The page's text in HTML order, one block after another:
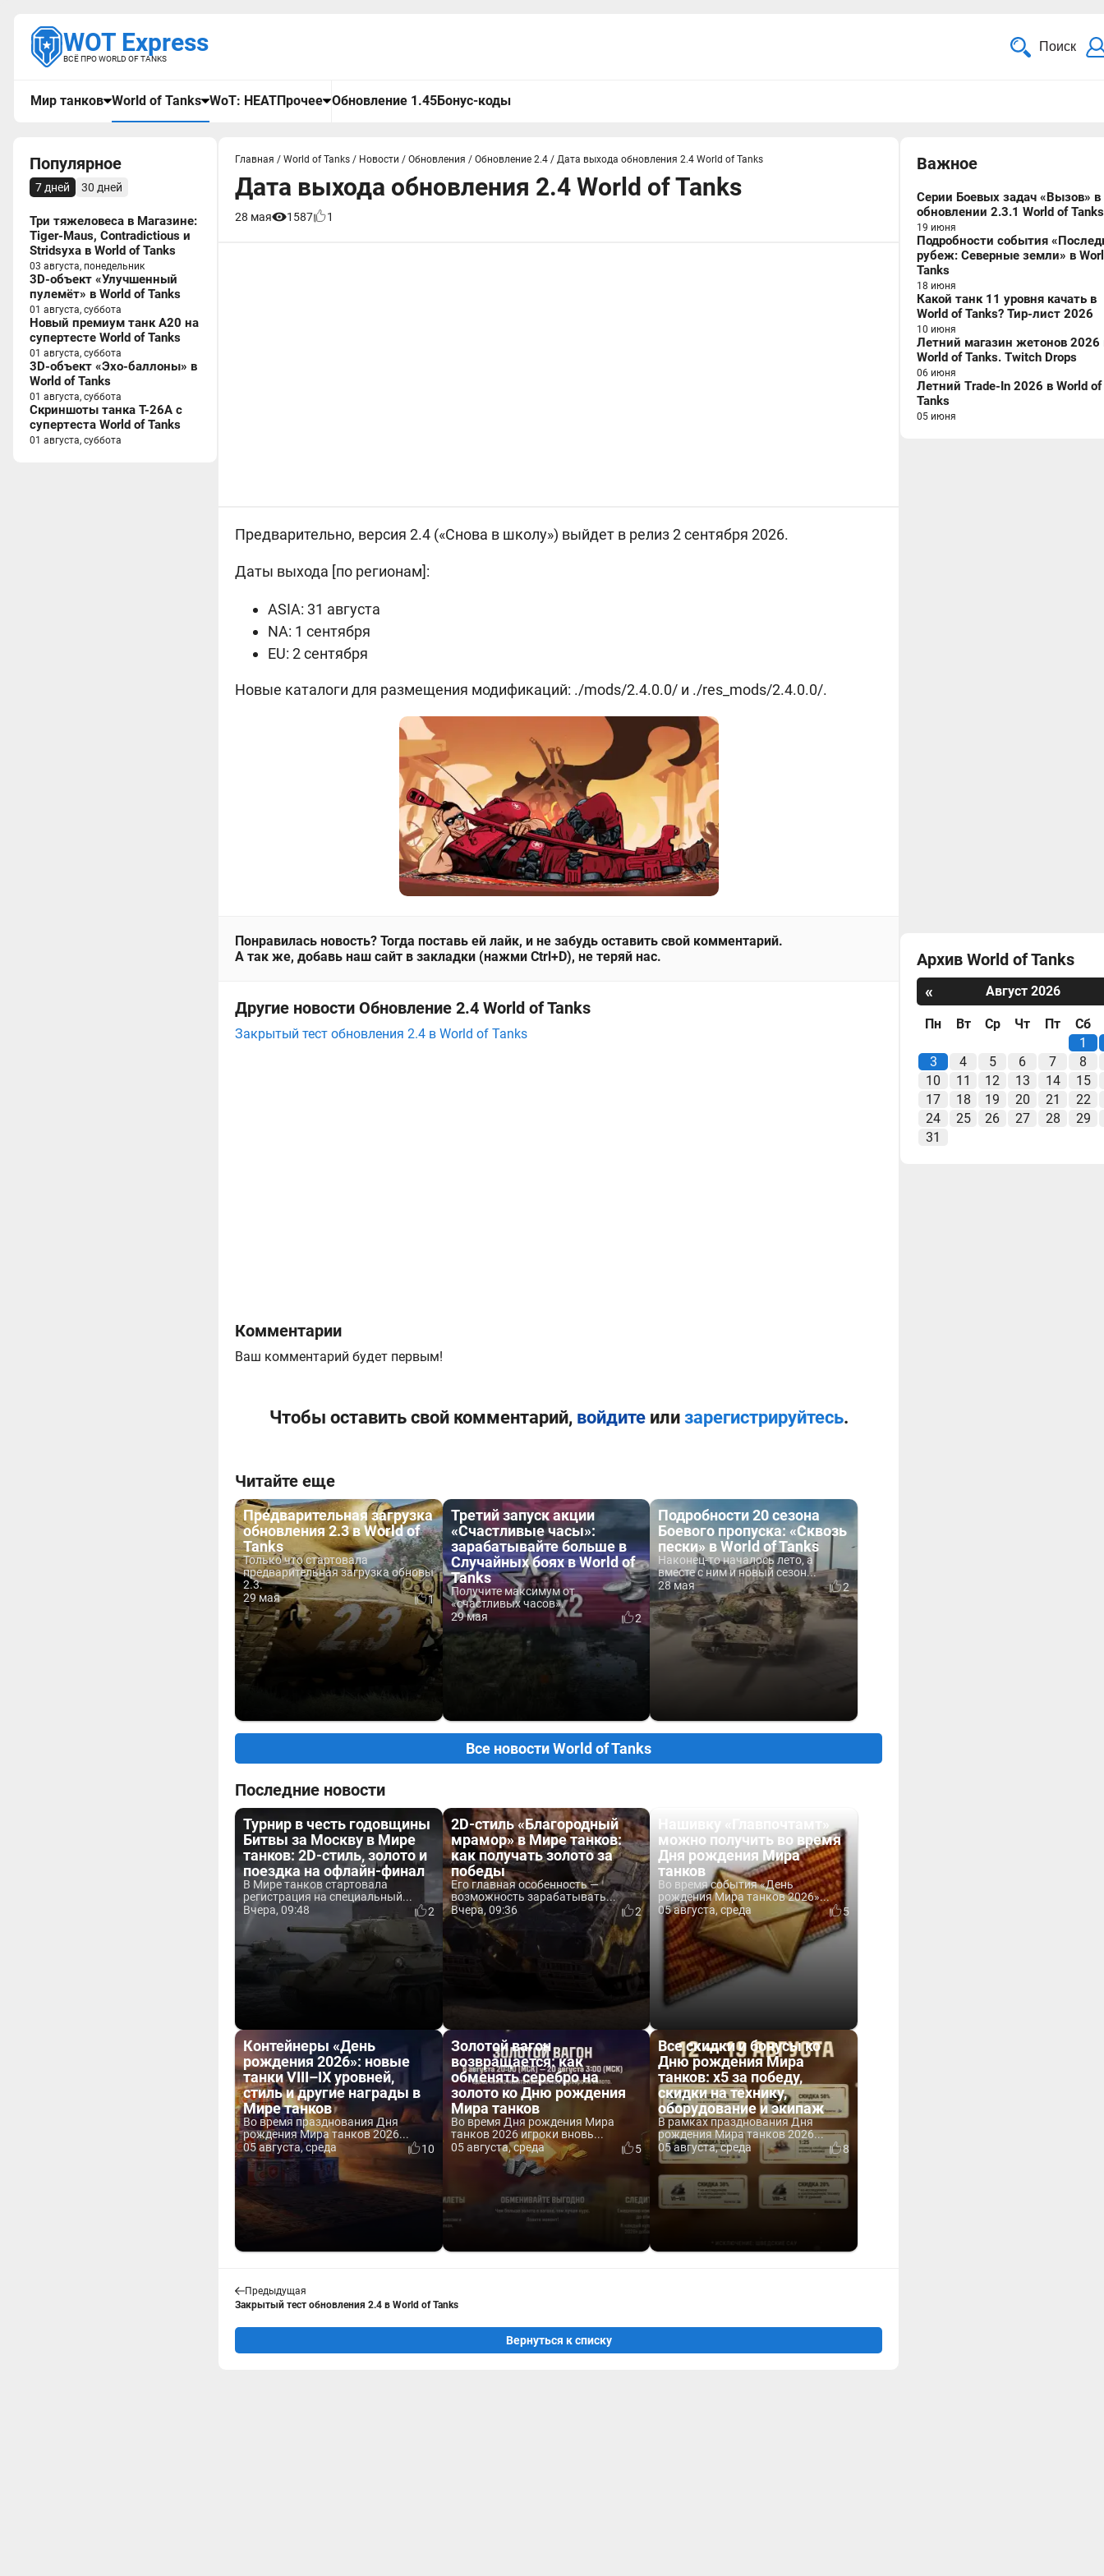
WOT Express
ВСЁ ПРО WORLD OF TANKS
Поиск
Мир танков World of Tanks WoT: HEATПрочее Обновление 1.45Бонус-коды
Популярное
7 дней 30 дней
Три тяжеловеса в Магазине:
Tiger-Maus, Contradictious и
Stridsyxa в World of Tanks
03 августа, понедельник
3D-объект «Улучшенный
пулемёт» в World of Tanks
01 августа, суббота
Новый премиум танк A20 на
супертесте World of Tanks
01 августа, суббота
3D-объект «Эхо-баллоны» в
World of Tanks
01 августа, суббота
Скриншоты танка T-26A с
супертеста World of Tanks
01 августа, суббота
Главная / World of Tanks / Новости / Обновления / Обновление 2.4 / Дата выхода обновления 2.4 World of Tanks
Дата выхода обновления 2.4 World of Tanks
28 мая 1587 1
Предварительно, версия 2.4 («Снова в школу») выйдет в релиз 2 сентября 2026.
Даты выхода [по регионам]:
ASIA: 31 августа
NA: 1 сентября
EU: 2 сентября
Новые каталоги для размещения модификаций: ./mods/2.4.0.0/ и ./res_mods/2.4.0.0/.
Понравилась новость? Тогда поставь ей лайк, и не забудь оставить свой комментарий.
А так же, добавь наш сайт в закладки (нажми Ctrl+D), не теряй нас.
Другие новости Обновление 2.4 World of Tanks
Закрытый тест обновления 2.4 в World of Tanks
Комментарии
Ваш комментарий будет первым!
Чтобы оставить свой комментарий, войдитеили зарегистрируйтесь.
Читайте еще
Предварительная загрузка
обновления 2.3 в World of
Tanks
Только что стартовала
предварительная загрузка обновы
2.3.
29 мая
1
Третий запуск акции
«Счастливые часы»:
зарабатывайте больше в
Случайных боях в World of
Tanks
Получите максимум от
«счастливых часов».
29 мая
2
Подробности 20 сезона
Боевого пропуска: «Сквозь
пески» в World of Tanks
Наконец-то началось лето, а
вместе с ним и новый сезон...
28 мая
2
Все новости World of Tanks
Последние новости
Турнир в честь годовщины
Битвы за Москву в Мире
танков: 2D-стиль, золото и
поездка на офлайн-финал
В Мире танков стартовала
регистрация на специальный...
Вчера, 09:48
2
2D-стиль «Благородный
мрамор» в Мире танков:
как получать золото за
победы
Его главная особенность —
возможность зарабатывать...
Вчера, 09:36
2
Нашивку «Главпочтамт»
можно получить во время
Дня рождения Мира
танков
Во время события «День
рождения Мира танков 2026»...
05 августа, среда
5
Контейнеры «День
рождения 2026»: новые
танки VIII–IX уровней,
стиль и другие награды в
Мире танков
Во время празднования Дня
рождения Мира танков 2026...
05 августа, среда
10
Золотой вагон
возвращается: как
обменять серебро на
золото ко Дню рождения
Мира танков
Во время Дня рождения Мира
танков 2026 игроки вновь...
05 августа, среда
5
Все скидки и бонусы ко
Дню рождения Мира
танков: x5 за победу,
скидки на технику,
оборудование и экипаж
В рамках празднования Дня
рождения Мира танков 2026...
05 августа, среда
8
Предыдущая
Закрытый тест обновления 2.4 в World of Tanks
Вернуться к списку
Важное
Серии Боевых задач «Вызов» в
обновлении 2.3.1 World of Tanks
19 июня
Подробности события
рубеж: Северные земли» в
Tanks
18 июня
Какой танк 11 уровня качать в
World of Tanks? Тир-лист 2026
10 июня
Летний магазин жетонов 2026
World of Tanks. Twitch Drops
06 июня
Летний Trade-In 2026 в World of
Tanks
05 июня
Архив World of Tanks
«
Август 2026
Пн Вт Ср Чт Пт
Сб
1
3
4 5 6 7
8
10
11 12 13 14
15
17
18 19 20 21
22
24
25 26 27 28
29
31